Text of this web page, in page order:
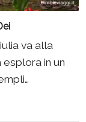
va alla
esplora in un